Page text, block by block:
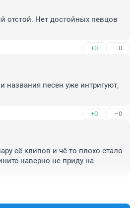
отстой. Нет достойных певцов
+0 –0
названия песен уже интригуют,
+0 –0
её клипов и чё то плохо стало
наверно не приду на